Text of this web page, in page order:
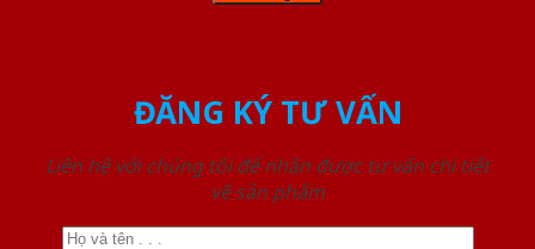
ĐĂNG KÝ TƯ VẤN
Liên hệ với chúng tôi để nhận được tư vấn chi tiết
về sản phẩm